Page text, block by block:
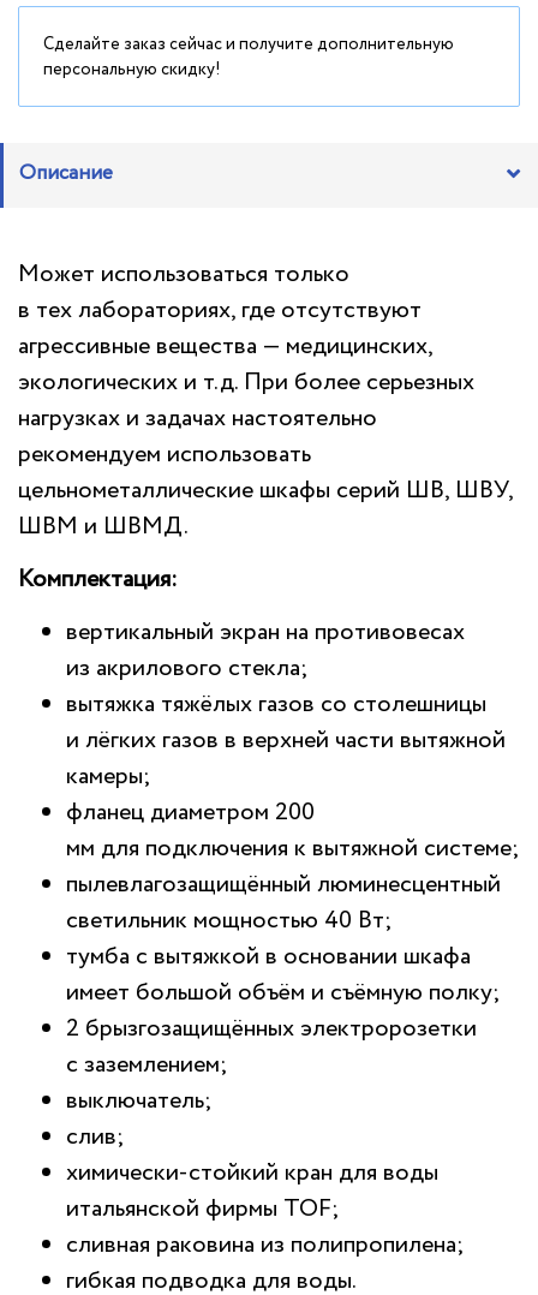
Сделайте заказ сейчас и получите дополнительную
персональную скидку!
Описание
Может использоваться только
в тех лабораториях, где отсутствуют
агрессивные вещества — медицинских,
экологических и т.д. При более серьезных
нагрузках и задачах настоятельно
рекомендуем использовать
цельнометаллические шкафы серий ШВ, ШВУ,
ШВМ и ШВМД.
Комплектация:
вертикальный экран на противовесах
из акрилового стекла;
вытяжка тяжёлых газов со столешницы
и лёгких газов в верхней части вытяжной
камеры;
фланец диаметром 200
мм для подключения к вытяжной системе;
пылевлагозащищённый люминесцентный
светильник мощностью 40 Вт;
тумба с вытяжкой в основании шкафа
имеет большой объём и съёмную полку;
2 брызгозащищённых электророзетки
с заземлением;
выключатель;
слив;
химически-стойкий кран для воды
итальянской фирмы TOF;
сливная раковина из полипропилена;
гибкая подводка для воды.